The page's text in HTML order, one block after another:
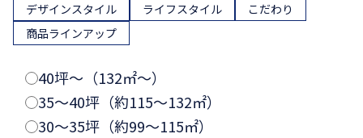
デザインスタイル ライフスタイル
こだわり
商品ラインアップ
40坪〜（132㎡〜）
35〜40坪（約115〜132㎡）
30〜35坪（約99〜115㎡）